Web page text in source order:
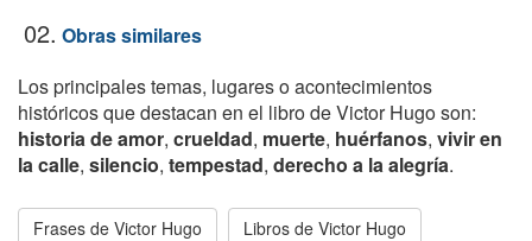
02. Obras similares
Los principales temas, lugares o acontecimientos
históricos que destacan en el libro de Victor Hugo son:
historia de amor, crueldad, muerte, huérfanos, vivir en
la calle, silencio, tempestad, derecho a la alegría.
Frases de Victor Hugo Libros de Victor Hugo